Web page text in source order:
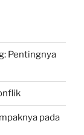
Pentingnya
pada